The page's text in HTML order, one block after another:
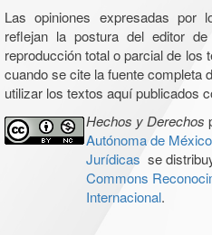
Las opiniones expresadas por
reflejan la postura del editor
reproducción total o parcial de los
cuando se cite la fuente completa
utilizar los textos aquí publicados
Hechos y Derechos
Autónoma de
Jurídicas se
Commons
Internacional.